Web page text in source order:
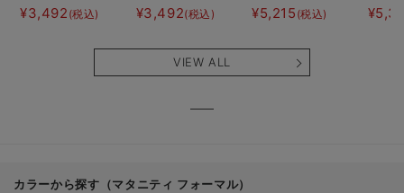
ト半袖ティアード
ネグリジェ マタ
¥3,492 (税込)
ト半袖フレアワン
ピース マタニテ
も長く使える】
¥3,492(税込)
にもなる授乳キャ
ミソール
¥5,215 (税込)
ェー
VIEW ALL
カラーから探す（マタニティ フォーマル）